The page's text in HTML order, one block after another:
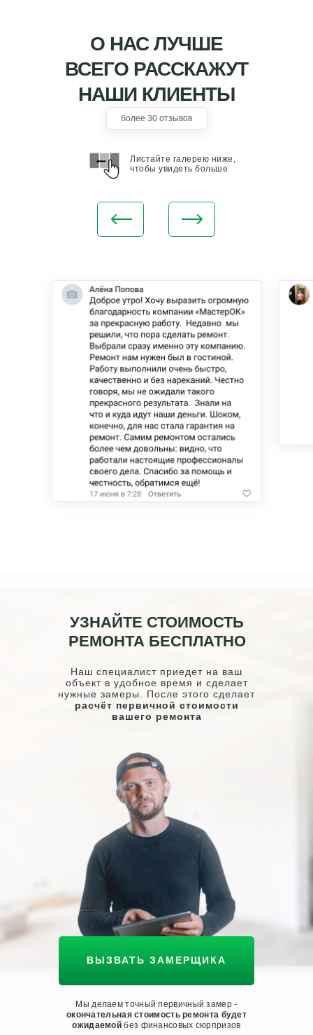
О НАС ЛУЧШЕ
ВСЕГО РАССКАЖУТ
НАШИ КЛИЕНТЫ
Листайте галерею ниже,
чтобы увидеть больше
более 30 отзывов
УЗНАЙТЕ СТОИМОСТЬ
РЕМОНТА БЕСПЛАТНО
Мы делаем точный первичный замер -
окончательная стоимость ремонта будет
ожидаемойбез финансовых сюрпризов
Наш специалист приедет на ваш
объект в удобное время и сделает
нужные замеры. После этого сделает
расчёт первичной стоимости
вашего ремонта
ВЫЗВАТЬ ЗАМЕРЩИКА